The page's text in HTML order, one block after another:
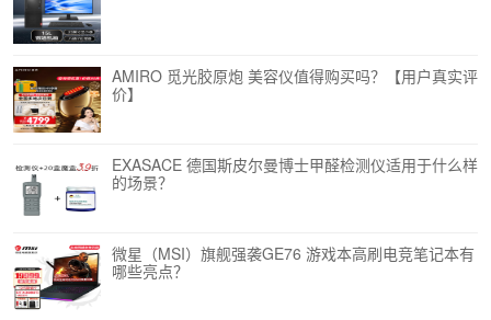
AMIRO 觅光胶原炮 美容仪值得购买吗？【用户真实评
价】
EXASACE 德国斯皮尔曼博士甲醛检测仪适用于什么样
的场景？
微星（MSI）旗舰强袭GE76 游戏本高刷电竞笔记本有
哪些亮点？